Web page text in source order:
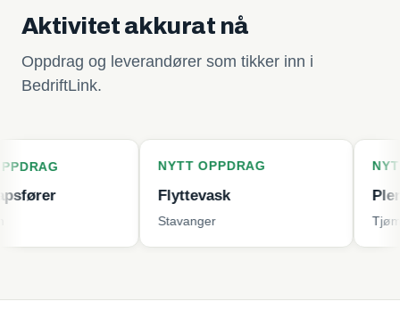
Aktivitet akkurat nå
Oppdrag og leverandører som tikker inn i
BedriftLink.
NYTT OPPDRAG
Flyttevask
NYTT
Plenklipping